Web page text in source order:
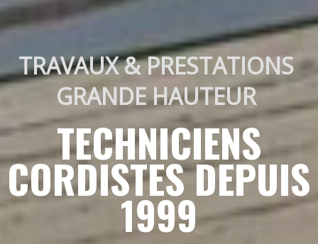
TRAVAUX & PRESTATIONS
GRANDE HAUTEUR
TECHNICIENS
CORDISTES DEPUIS
1999